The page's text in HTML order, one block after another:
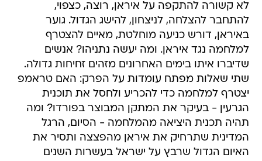
לא קשורה להתקפה על איראן, רוצה, כצפוי,
להתחבר להצלחה, לניצחון, להישג הגדול. גוער
באיראן, דורש כניעה מוחלטת, מאיים להצטרף
למלחמה נגד איראן. ומה יעשה נתניהו? אנשים
שדיברו איתו בימים האחרונים מזהים זחיחות גדולה.
שתי שאלות מפתח עומדות על הפרק: האם טראמפ
יצטרף למלחמה כדי להכריע ולחסל את תוכנית
הגרעין - בעיקר את המתקן המבוצר בפורדו? ומה
תהיה תכנית היציאה מהמלחמה - הסיום, הרגל
המדינית שתרחיק את איראן מהפצצה ותסיר את
האיום הגדול שרבץ על ישראל בעשרות השנים